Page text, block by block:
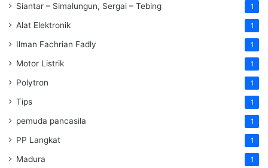
Siantar – Simalungun, Sergai – Tebing 1
Alat Elektronik 1
Ilman Fachrian Fadly 1
Motor Listrik 1
Polytron 1
Tips 1
pemuda pancasila 1
PP Langkat 1
Madura 1